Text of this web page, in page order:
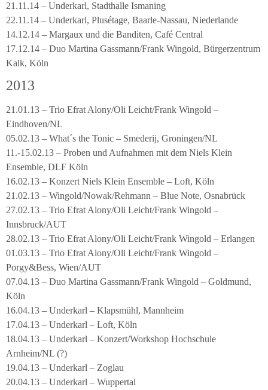
21.11.14 – Underkarl, Stadthalle Ismaning
22.11.14 – Underkarl, Plusétage, Baarle-Nassau, Niederlande
14.12.14 – Margaux und die Banditen, Café Central
17.12.14 – Duo Martina Gassmann/Frank Wingold, Bürgerzentrum
Kalk, Köln
2013
21.01.13 – Trio Efrat Alony/Oli Leicht/Frank Wingold –
Eindhoven/NL
05.02.13 – What´s the Tonic – Smederij, Groningen/NL
11.-15.02.13 – Proben und Aufnahmen mit dem Niels Klein
Ensemble, DLF Köln
16.02.13 – Konzert Niels Klein Ensemble – Loft, Köln
21.02.13 – Wingold/Nowak/Rehmann – Blue Note, Osnabrück
27.02.13 – Trio Efrat Alony/Oli Leicht/Frank Wingold –
Innsbruck/AUT
28.02.13 – Trio Efrat Alony/Oli Leicht/Frank Wingold – Erlangen
01.03.13 – Trio Efrat Alony/Oli Leicht/Frank Wingold –
Porgy&Bess, Wien/AUT
07.04.13 – Duo Martina Gassmann/Frank Wingold – Goldmund,
Köln
16.04.13 – Underkarl – Klapsmühl, Mannheim
17.04.13 – Underkarl – Loft, Köln
18.04.13 – Underkarl – Konzert/Workshop Hochschule
Arnheim/NL (?)
19.04.13 – Underkarl – Zoglau
20.04.13 – Underkarl – Wuppertal